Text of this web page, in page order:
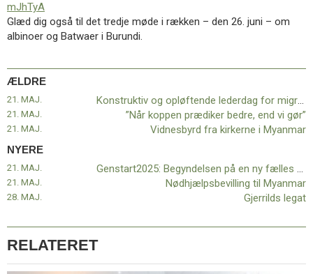
Næste
indlæg:
Genstart2025:
på
en
ny
fælles
vejForrige
indlæg:
og
opløftende
lederdag
mJhTyA
Glæd dig også til det tredje møde i rækken – den 26. juni – om
albinoer og Batwaer i Burundi.
ÆLDRE
21. MAJ. Konstruktiv og opløftende lederdag for migrantmenigheder
21. MAJ. ”Når koppen prædiker bedre, end vi gør”
21. MAJ. Vidnesbyrd fra kirkerne i Myanmar
NYERE
Genstart2025: Begyndelsen på en ny fælles vej
21. MAJ.
Nødhjælpsbevilling til Myanmar
21. MAJ.
Gjerrilds legat
28. MAJ.
RELATERET